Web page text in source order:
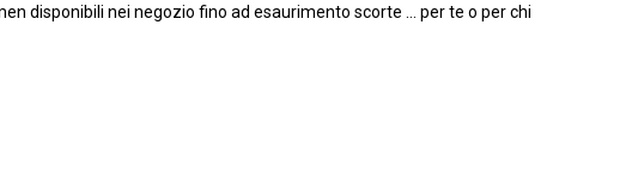
disponibili nei negozio fino ad esaurimento scorte ... per te o per chi